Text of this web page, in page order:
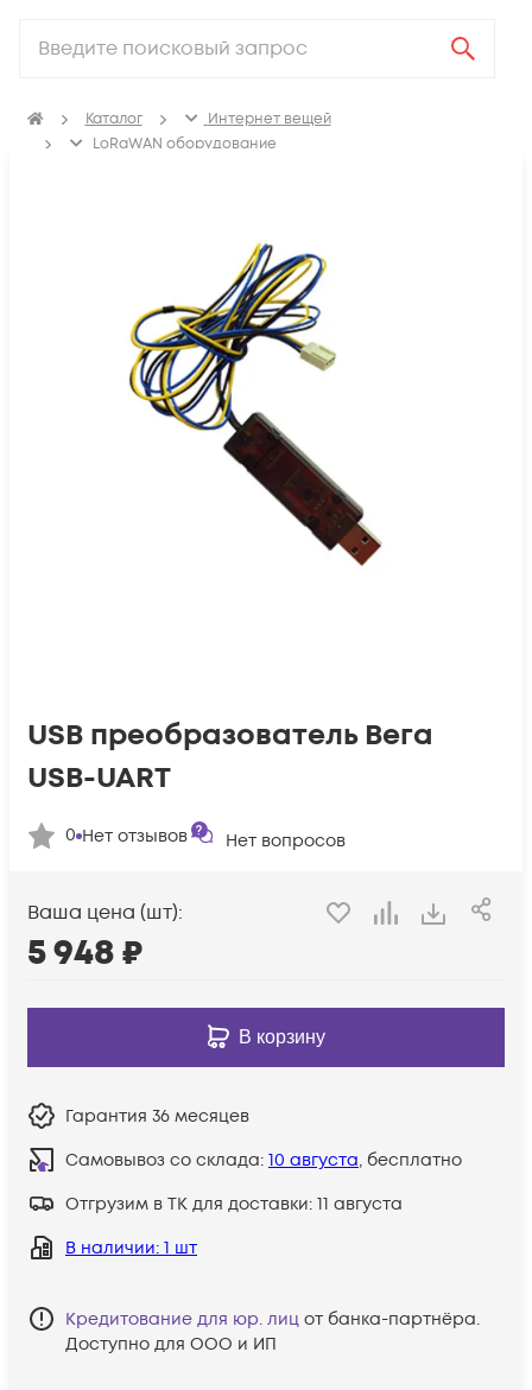
Каталог
Интернет вещей
LoRaWAN оборудование
USB преобразователь Вега
USB-UART
0 Нет отзывов Нет вопросов
Ваша цена (шт):
5 948₽
В корзину
Гарантия 36 месяцев
Самовывоз со склада: 10 августа, бесплатно
Отгрузим в ТК для доставки: 11 августа
В наличии: 1 шт
Кредитование для юр. лиц от банка-партнёра.
Доступно для ООО и ИП